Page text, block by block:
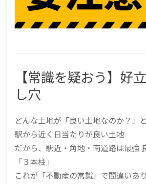
【常識を疑おう】好
し穴
どんな土地が「良い土地なのか？」
駅から近く日当たりが良い土地
だから、駅近・角地・南道路は最強
「３本柱」
これが「不動産の常識」で間違いあ